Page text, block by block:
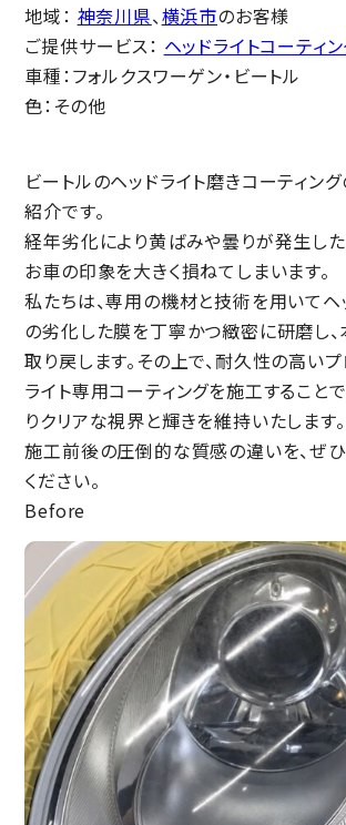
地域： 神奈川県、横浜市のお客様
ご提供サービス： ヘッドライトコーティ
車種：フォルクスワーゲン・ビートル
色：その他
ビートルのヘッドライト磨きコーティン
紹介です。
経年劣化により黄ばみや曇りが発生した
お車の印象を大きく損ねてしまいます。
私たちは、専用の機材と技術を用いてヘ
の劣化した膜を丁寧かつ緻密に研磨し
取り戻します。その上で、耐久性の高い
ライト専用コーティングを施工すること
りクリアな視界と輝きを維持いたします。
施工前後の圧倒的な質感の違いを、ぜ
ください。
Before